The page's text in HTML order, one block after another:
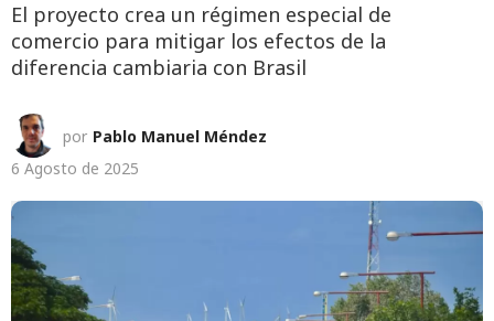
El proyecto crea un régimen especial de
comercio para mitigar los efectos de la
diferencia cambiaria con Brasil
por Pablo Manuel Méndez
6 Agosto de 2025